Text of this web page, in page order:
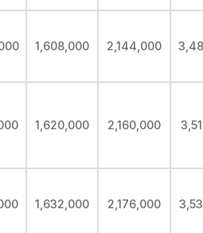
1,608,000 2,144,000
1,620,000 2,160,000
1,632,000 2,176,000